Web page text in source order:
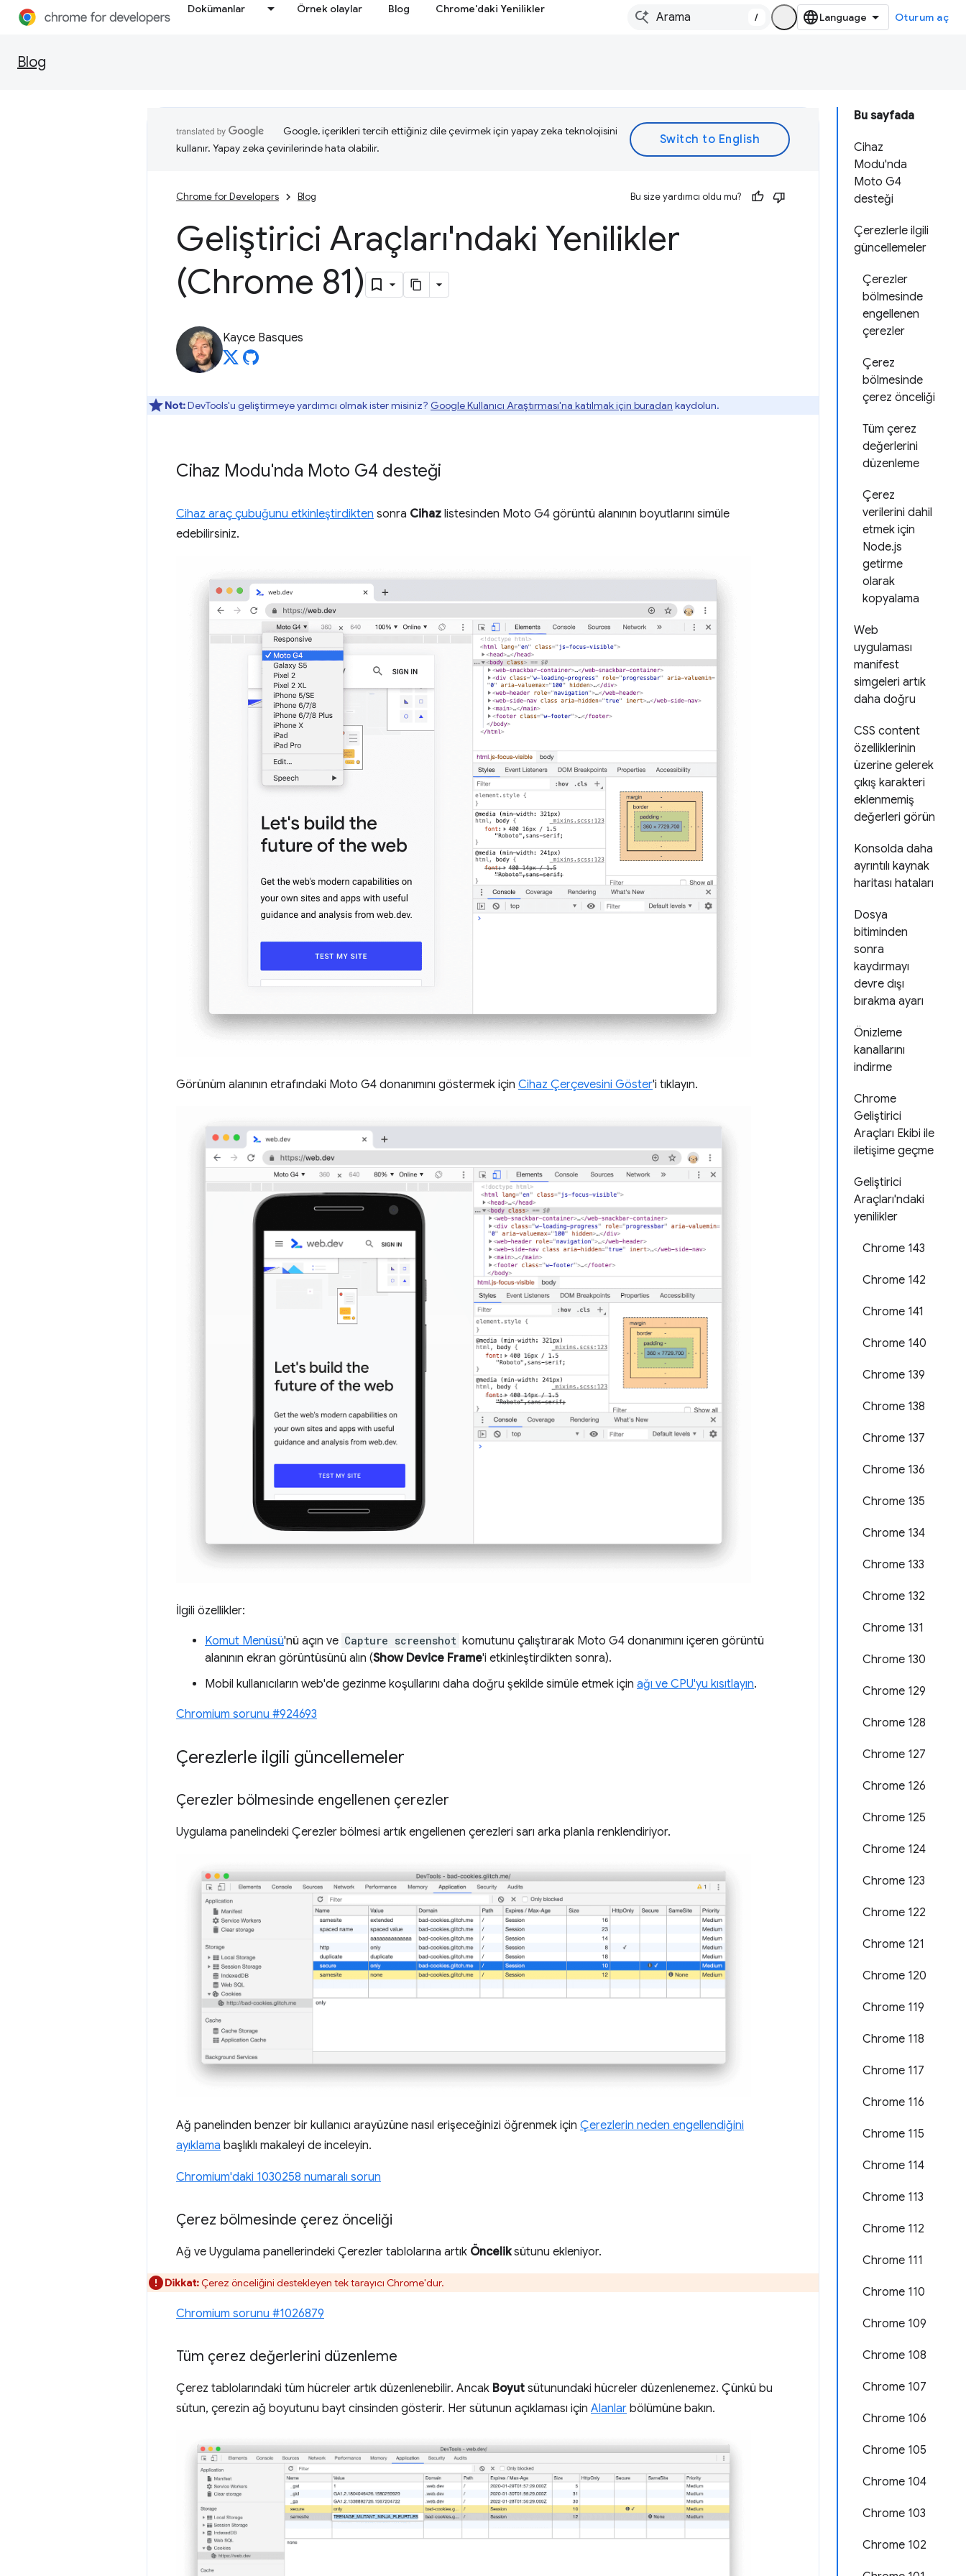
Dokümanlar Örnek olaylar Blog Chrome'daki Yenilikler
/ Oturum aç
Blog
Bu sayfada
Cihaz
Modu'nda
Moto G4
desteği
Çerezlerle ilgili
güncellemeler
Çerezler
bölmesinde
engellenen
çerezler
Çerez
bölmesinde
çerez önceliği
Tüm çerez
değerlerini
düzenleme
Çerez
verilerini dahil
etmek için
Node.js
getirme
olarak
kopyalama
Web
uygulaması
manifest
simgeleri artık
daha doğru
CSS content
özelliklerinin
üzerine gelerek
çıkış karakteri
eklenmemiş
değerleri görün
Konsolda daha
ayrıntılı kaynak
haritası hataları
Dosya
bitiminden
sonra
kaydırmayı
devre dışı
bırakma ayarı
Önizleme
kanallarını
indirme
Chrome
Geliştirici
Araçları Ekibi ile
iletişime geçme
Geliştirici
Araçları'ndaki
yenilikler
Chrome 143
Chrome 142
Chrome 141
Chrome 140
Chrome 139
Chrome 138
Chrome 137
Chrome 136
Chrome 135
Chrome 134
Chrome 133
Chrome 132
Chrome 131
Chrome 130
Chrome 129
Chrome 128
Chrome 127
Chrome 126
Chrome 125
Chrome 124
Chrome 123
Chrome 122
Chrome 121
Chrome 120
Chrome 119
Chrome 118
Chrome 117
Chrome 116
Chrome 115
Chrome 114
Chrome 113
Chrome 112
Chrome 111
Chrome 110
Chrome 109
Chrome 108
Chrome 107
Chrome 106
Chrome 105
Chrome 104
Chrome 103
Chrome 102
Google, içerikleri tercih ettiğiniz dile çevirmek için yapay zeka teknolojisini
kullanır. Yapay zeka çevirilerinde hata olabilir.
Chrome for Developers Blog Bu size yardımcı oldu mu?
Geliştirici Araçları'ndaki Yenilikler
(Chrome 81)
Kayce Basques
Not:DevTools'u geliştirmeye yardımcı olmak ister misiniz? Google Kullanıcı Araştırması'na katılmak için buradan kaydolun.
Cihaz Modu'nda Moto G4 desteği
Cihaz araç çubuğunu etkinleştirdikten sonra Cihaz listesinden Moto G4 görüntü alanının boyutlarını simüle
edebilirsiniz.
Görünüm alanının etrafındaki Moto G4 donanımını göstermek için Cihaz Çerçevesini Göster'i tıklayın.
İlgili özellikler:
Komut Menüsü'nü açın ve Capture screenshot komutunu çalıştırarak Moto G4 donanımını içeren görüntü
alanının ekran görüntüsünü alın (Show Device Frame'i etkinleştirdikten sonra).
Mobil kullanıcıların web'de gezinme koşullarını daha doğru şekilde simüle etmek için ağı ve CPU'yu kısıtlayın.
Chromium sorunu #924693
Çerezlerle ilgili güncellemeler
Çerezler bölmesinde engellenen çerezler
Uygulama panelindeki Çerezler bölmesi artık engellenen çerezleri sarı arka planla renklendiriyor.
Ağ panelinden benzer bir kullanıcı arayüzüne nasıl erişeceğinizi öğrenmek için Çerezlerin neden engellendiğini
ayıklama başlıklı makaleyi de inceleyin.
Chromium'daki 1030258 numaralı sorun
Çerez bölmesinde çerez önceliği
Ağ ve Uygulama panellerindeki Çerezler tablolarına artık Önceliksütunu ekleniyor.
Dikkat:Çerez önceliğini destekleyen tek tarayıcı Chrome'dur.
Chromium sorunu #1026879
Tüm çerez değerlerini düzenleme
Çerez tablolarındaki tüm hücreler artık düzenlenebilir. Ancak Boyut sütunundaki hücreler düzenlenemez. Çünkü bu
sütun, çerezin ağ boyutunu bayt cinsinden gösterir. Her sütunun açıklaması için Alanlar bölümüne bakın.